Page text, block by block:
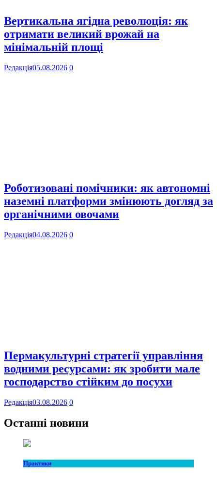
Вертикальна ягідна революція: як
отримати великий врожай на
мінімальній площі
Редакція05.08.2026 0
Роботизовані помічники: як автономні
наземні платформи змінюють догляд за
органічними овочами
Редакція04.08.2026 0
Пермакультурні стратегії управління
водними ресурсами: як зробити мале
господарство стійким до посухи
Редакція03.08.2026 0
Останні новини
Практики